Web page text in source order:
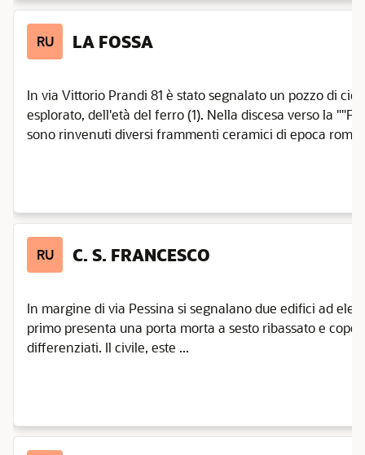
RU LA FOSSA
In via Vittorio Prandi 81 è stato segnalato un pozzo di
esplorato, dell'età del ferro (1). Nella discesa verso la
sono rinvenuti diversi frammenti ceramici di epoca
RU C. S. FRANCESCO
In margine di via Pessina si segnalano due edifici ad
primo presenta una porta morta a sesto ribassato e
differenziati. Il civile, este ...